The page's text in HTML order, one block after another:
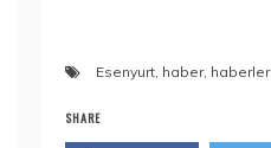
Esenyurt haber, haberler
SHARE